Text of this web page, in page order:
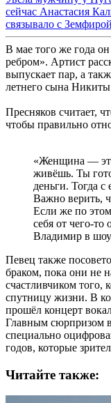
сейчас Анастасия
связывало с
В мае того же года
ребром». Артист
выпускает пар, а
летнего сына
Пресняков считает,
чтобы правильно
«Женщина —
живёшь. Ты
деньги. Тогда с
Важно верить,
Если же по
себя от чего-то
Владимир в
Певец также
браком, пока они не
счастливчиком того,
спутницу жизни. В
прошёл концерт
Главным сюрпризом
специально
годов, которые
Читайте также: